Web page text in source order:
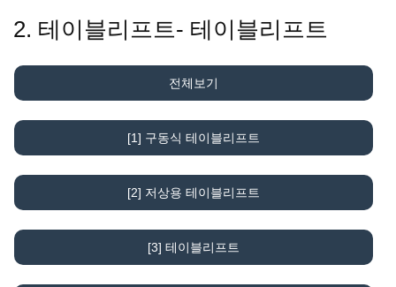
2. 테이블리프트- 테이블리프트
전체보기
[1] 구동식 테이블리프트
[2] 저상용 테이블리프트
[3] 테이블리프트